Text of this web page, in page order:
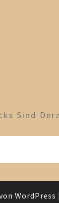
Sind
WordPress |